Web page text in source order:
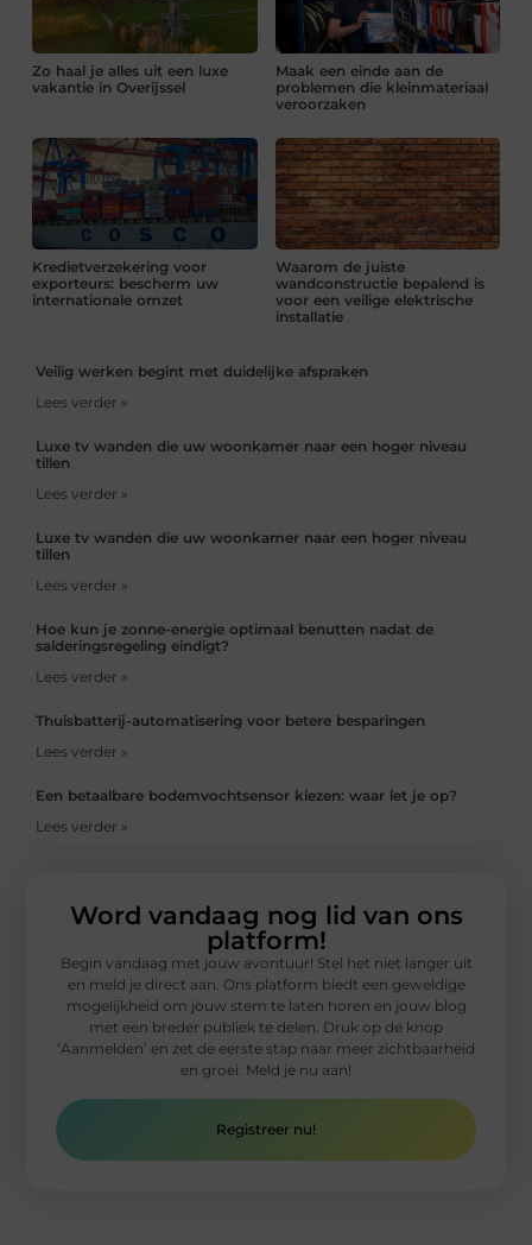
Zo haal je alles uit een luxe
vakantie in Overijssel
Maak een einde aan de
problemen die kleinmateriaal
veroorzaken
Kredietverzekering voor
exporteurs: bescherm uw
internationale omzet
Waarom de juiste
wandconstructie bepalend is
voor een veilige elektrische
installatie
Veilig werken begint met duidelijke afspraken
Lees verder »
Luxe tv wanden die uw woonkamer naar een hoger niveau
tillen
Lees verder »
Luxe tv wanden die uw woonkamer naar een hoger niveau
tillen
Lees verder »
Hoe kun je zonne-energie optimaal benutten nadat de
salderingsregeling eindigt?
Lees verder »
Thuisbatterij-automatisering voor betere besparingen
Lees verder »
Een betaalbare bodemvochtsensor kiezen: waar let je op?
Lees verder »
Word vandaag nog lid van ons
platform!
Begin vandaag met jouw avontuur! Stel het niet langer uit
en meld je direct aan. Ons platform biedt een geweldige
mogelijkheid om jouw stem te laten horen en jouw blog
met een breder publiek te delen. Druk op de knop
‘Aanmelden’ en zet de eerste stap naar meer zichtbaarheid
en groei. Meld je nu aan!
Registreer nu!